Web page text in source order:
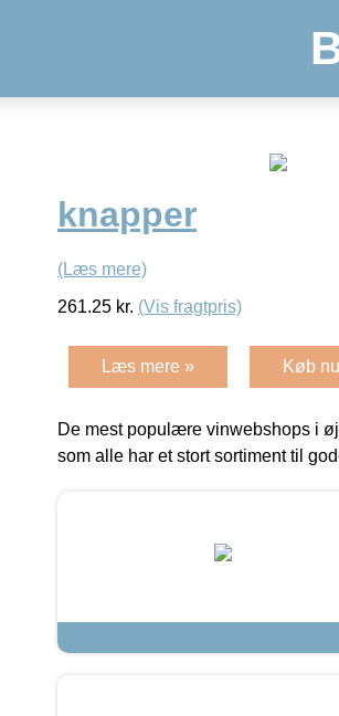
knapper
(Læs mere)
261.25 kr. (Vis fragtpris)
Læs mere » Køb
De mest populære vinwebshops i
som alle har et stort sortiment til